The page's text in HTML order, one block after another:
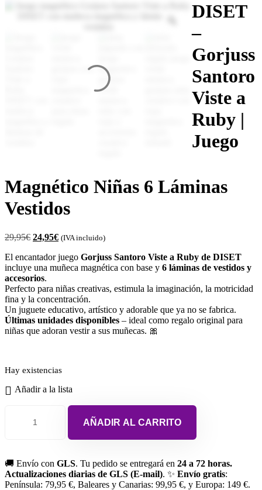
DISET
–
Gorjuss
Santoro
Viste a
Ruby |
Juego
Magnético Niñas 6 Láminas
Vestidos
29,95€ 24,95€ (IVA incluido)
El encantador juego Gorjuss Santoro Viste a Ruby de DISET
incluye una muñeca magnética con base y 6 láminas de vestidos y
accesorios.
Perfecto para niñas creativas, estimula la imaginación, la motricidad
fina y la concentración.
Un juguete educativo, artístico y adorable que ya no se fabrica.
Últimas unidades disponibles – ideal como regalo original para
niñas que adoran vestir a sus muñecas. 🎀
Hay existencias
Añadir a la lista
AÑADIR AL CARRITO
🚚 Envío con GLS. Tu pedido se entregará en 24 a 72 horas.
Actualizaciones diarias de GLS (E-mail). ✨ Envío gratis:
Península: 79,95 €, Baleares y Canarias: 99,95 €, y Europa: 149 €.